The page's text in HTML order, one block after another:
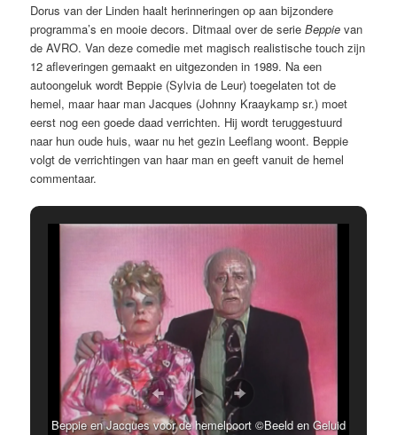
Dorus van der Linden haalt herinneringen op aan bijzondere
programma’s en mooie decors. Ditmaal over de serieBeppie van
de AVRO. Van deze comedie met magisch realistische touch zijn
12 afleveringen gemaakt en uitgezonden in 1989. Na een
autoongeluk wordt Beppie (Sylvia de Leur) toegelaten tot de
hemel, maar haar man Jacques (Johnny Kraaykamp sr.) moet
eerst nog een goede daad verrichten. Hij wordt teruggestuurd
naar hun oude huis, waar nu het gezin Leeflang woont. Beppie
volgt de verrichtingen van haar man en geeft vanuit de hemel
commentaar.
Beppie en Jacques voor de hemelpoort ©Beeld en Geluid